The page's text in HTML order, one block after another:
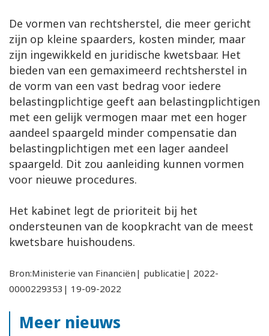
De vormen van rechtsherstel, die meer gericht
zijn op kleine spaarders, kosten minder, maar
zijn ingewikkeld en juridische kwetsbaar. Het
bieden van een gemaximeerd rechtsherstel in
de vorm van een vast bedrag voor iedere
belastingplichtige geeft aan belastingplichtigen
met een gelijk vermogen maar met een hoger
aandeel spaargeld minder compensatie dan
belastingplichtigen met een lager aandeel
spaargeld. Dit zou aanleiding kunnen vormen
voor nieuwe procedures.
Het kabinet legt de prioriteit bij het
ondersteunen van de koopkracht van de meest
kwetsbare huishoudens.
Bron:Ministerie van Financiën| publicatie| 2022-
0000229353| 19-09-2022
Meer nieuws